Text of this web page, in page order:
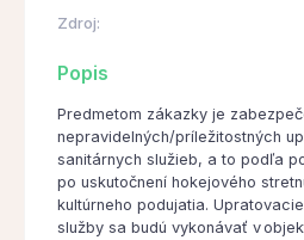
Zdroj:
Popis
Predmetom zákazky je
nepravidelných/príležitostných
sanitárnych služieb, a to podľa
po uskutočnení hokejového
kultúrneho podujatia.
služby sa budú vykonávať v